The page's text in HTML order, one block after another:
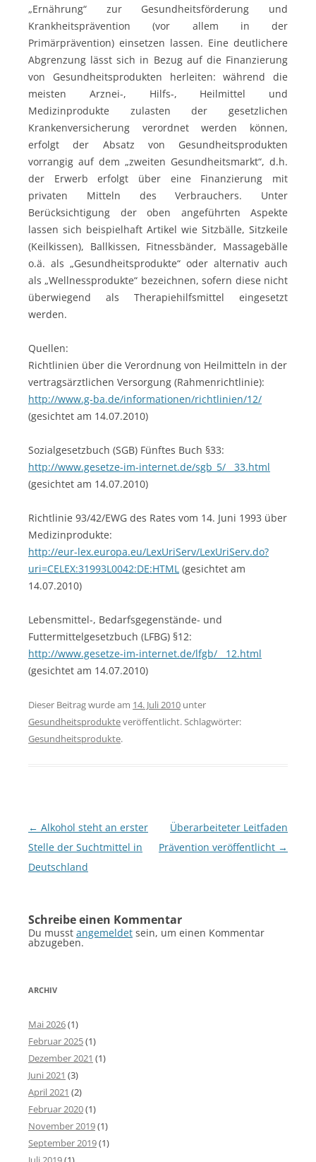
„Ernährung“ zur Gesundheitsförderung und
Krankheitsprävention (vor allem in der
Primärprävention) einsetzen lassen. Eine deutlichere
Abgrenzung lässt sich in Bezug auf die Finanzierung
von Gesundheitsprodukten herleiten: während die
meisten Arznei-, Hilfs-, Heilmittel und
Medizinprodukte zulasten der gesetzlichen
Krankenversicherung verordnet werden können,
erfolgt der Absatz von Gesundheitsprodukten
vorrangig auf dem „zweiten Gesundheitsmarkt“, d.h.
der Erwerb erfolgt über eine Finanzierung mit
privaten Mitteln des Verbrauchers. Unter
Berücksichtigung der oben angeführten Aspekte
lassen sich beispielhaft Artikel wie Sitzbälle, Sitzkeile
(Keilkissen), Ballkissen, Fitnessbänder, Massagebälle
o.ä. als „Gesundheitsprodukte“ oder alternativ auch
als „Wellnessprodukte“ bezeichnen, sofern diese nicht
überwiegend als Therapiehilfsmittel eingesetzt
werden.
Quellen:
Richtlinien über die Verordnung von Heilmitteln in der
vertragsärztlichen Versorgung (Rahmenrichtlinie):
http://www.g-ba.de/informationen/richtlinien/12/
(gesichtet am 14.07.2010)
Sozialgesetzbuch (SGB) Fünftes Buch §33:
http://www.gesetze-im-internet.de/sgb_5/__33.html
(gesichtet am 14.07.2010)
Richtlinie 93/42/EWG des Rates vom 14. Juni 1993 über
Medizinprodukte:
http://eur-lex.europa.eu/LexUriServ/LexUriServ.do?
uri=CELEX:31993L0042:DE:HTML (gesichtet am
14.07.2010)
Lebensmittel-, Bedarfsgegenstände- und
Futtermittelgesetzbuch (LFBG) §12:
http://www.gesetze-im-internet.de/lfgb/__12.html
(gesichtet am 14.07.2010)
Dieser Beitrag wurde am 14. Juli 2010 unter
Gesundheitsprodukteveröffentlicht. Schlagwörter:
Gesundheitsprodukte.
Beitragsnavigation
← Alkohol steht an erster
Stelle der Suchtmittel in
Deutschland
Überarbeiteter Leitfaden
Prävention veröffentlicht →
Schreibe einen Kommentar
Du musst angemeldet sein, um einen Kommentar
abzugeben.
ARCHIV
Mai 2026(1)
Februar 2025(1)
Dezember 2021 (1)
Juni 2021 (3)
April 2021 (2)
Februar 2020(1)
November 2019(1)
September 2019(1)